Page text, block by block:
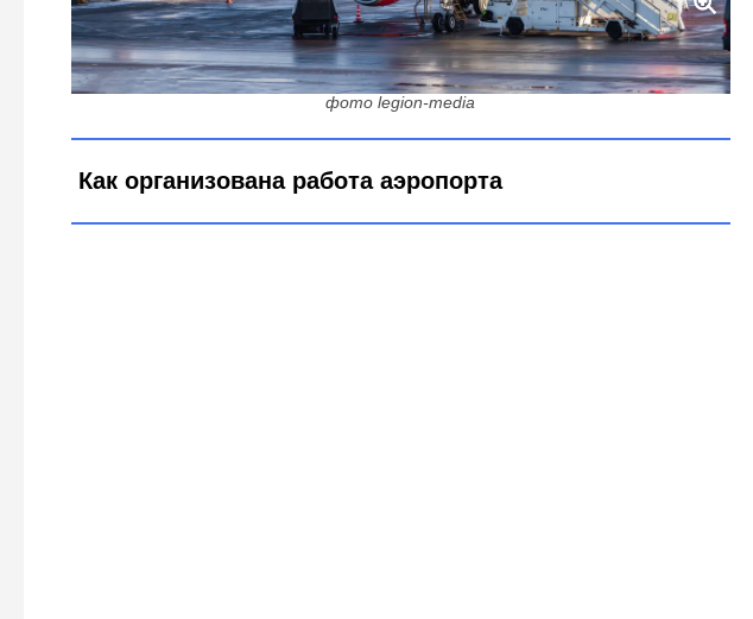
Ветер против Пулково: аэропорт справляется с непогодой 23 апреля -
подробности работы в экстремальных условиях
фото legion-media
Как организована работа аэропорта